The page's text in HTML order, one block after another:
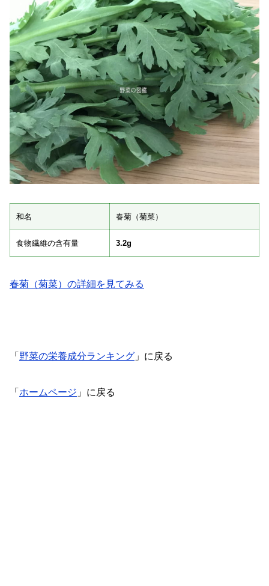
和名 春菊（菊菜）
食物繊維の含有量 3.2g
春菊（菊菜）の詳細を見てみる
「 野菜の栄養成分ランキング 」に戻る
「 ホームページ 」に戻る